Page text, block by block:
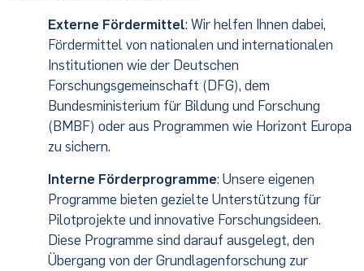
Externe Fördermittel: Wir helfen Ihnen dabei,
Fördermittel von nationalen und internationalen
Institutionen wie der Deutschen
Forschungsgemeinschaft (DFG), dem
Bundesministerium für Bildung und Forschung
(BMBF) oder aus Programmen wie Horizont Europa
zu sichern.
Interne Förderprogramme: Unsere eigenen
Programme bieten gezielte Unterstützung für
Pilotprojekte und innovative Forschungsideen.
Diese Programme sind darauf ausgelegt, den
Übergang von der Grundlagenforschung zur